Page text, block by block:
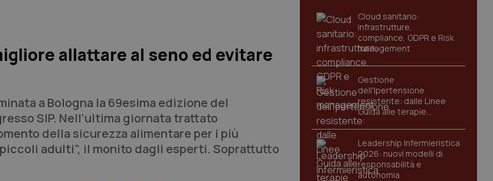
allattare al seno ed evitare
a Bologna la 69esima edizione del
SIP. Nell’ultima giornata trattato
della sicurezza alimentare per i più
adulti”, il monito dagli esperti. Soprattutto
Cloud sanitario:
infrastrutture,
compliance, GDPR e Risk
management
Gestione
dell'Ipertensione
resistente: dalle Linee
Guida alle terapie
innovative
Leadership Infermieristica
2026: nuovi modelli di
responsabilità e
autonomia